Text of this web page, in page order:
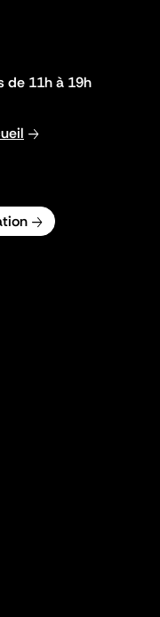
de 11h à 19h